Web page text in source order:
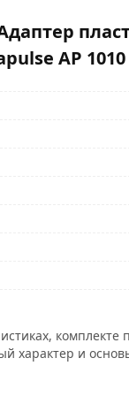
для систем
AP 1010
характер и